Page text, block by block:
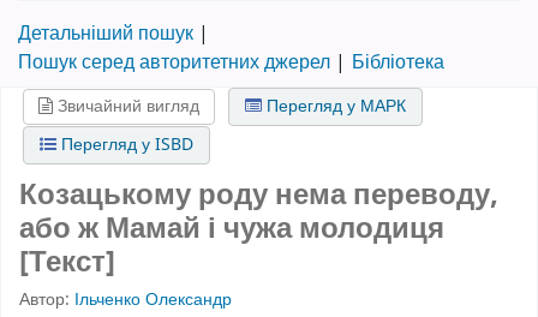
Детальніший пошук
Пошук серед авторитетних джерел
Бібліотека
Звичайний вигляд
Перегляд у МАРК
Перегляд у ISBD
Козацькому роду нема переводу,
або ж Мамай і чужа молодиця
[Текст]
Автор: Ільченко Олександр